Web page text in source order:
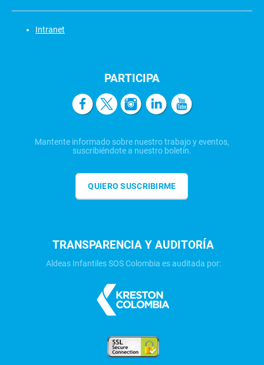
Intranet
PARTICIPA
Mantente informado sobre nuestro trabajo y eventos,
suscribiéndote a nuestro boletín.
QUIERO SUSCRIBIRME
TRANSPARENCIA Y AUDITORÍA
Aldeas Infantiles SOS Colombia es auditada por: